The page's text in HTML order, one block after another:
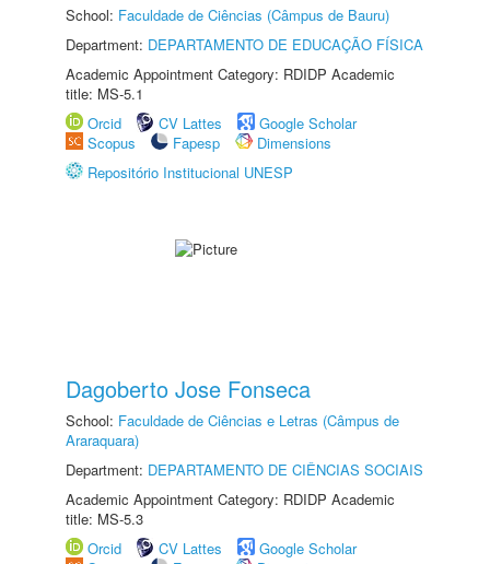
School: Faculdade de Ciências (Câmpus de Bauru)
Department: DEPARTAMENTO DE EDUCAÇÃO FÍSICA
Academic Appointment Category: RDIDP Academic
title: MS-5.1
Orcid
CV Lattes
Google Scholar
Scopus
Fapesp
Dimensions
Repositório Institucional UNESP
Dagoberto Jose Fonseca
School: Faculdade de Ciências e Letras (Câmpus de
Araraquara)
Department: DEPARTAMENTO DE CIÊNCIAS SOCIAIS
Academic Appointment Category: RDIDP Academic
title: MS-5.3
Orcid
CV Lattes
Google Scholar